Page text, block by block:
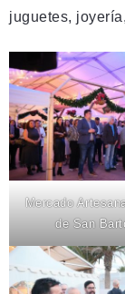
juguetes,
Mercado
de San